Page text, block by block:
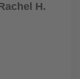
H.